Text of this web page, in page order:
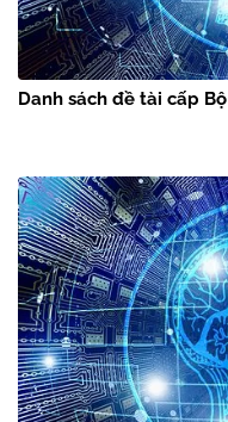
Danh sách đề tài cấp Bộ